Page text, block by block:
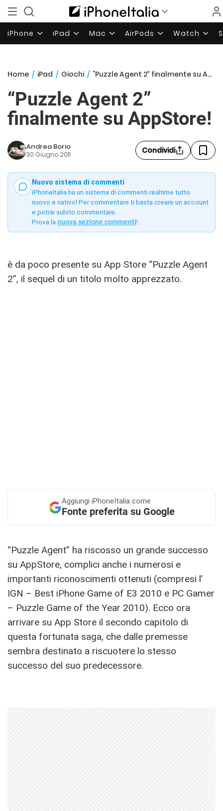
iPhone iPad Mac AirPods Watch
Home / iPad / Giochi / “Puzzle Agent 2” finalmente su AppStore!
“Puzzle Agent 2”
finalmente su AppStore!
Andrea Borio
30 Giugno 2011 Condividi
Nuovo sistema di commenti
iPhoneItalia ha un sistema di commenti realtime tutto
nuovo e nativo! Per commentare ti basta creare un account
e potrai subito commentare.
Prova la nuova sezione commenti!
è da poco presente su App Store “Puzzle Agent
2”, il sequel di un titolo molto apprezzato.
Aggiungi iPhoneItalia come
Fonte preferita su Google
“Puzzle Agent” ha riscosso un grande successo
su AppStore, complici anche i numerosi e
importanti riconoscimenti ottenuti (compresi l’
IGN – Best iPhone Game of E3 2010 e PC Gamer
– Puzzle Game of the Year 2010). Ecco ora
arrivare su App Store il secondo capitolo di
questa fortunata saga, che dalle premesse
sembra destinato a riscuotere lo stesso
successo del suo predecessore.